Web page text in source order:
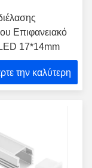
Επιφανειακό
17*14mm
την καλύτερη